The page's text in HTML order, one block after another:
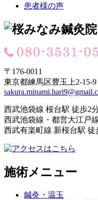
患者様の声
〒176-0011
東京都練馬区豊玉上2-15-
西武池袋線 桜台駅 徒歩2
西武池袋線・都営大江戸
西武有楽町線 新桜台駅 徒
施術メニュー
鍼灸・温玉